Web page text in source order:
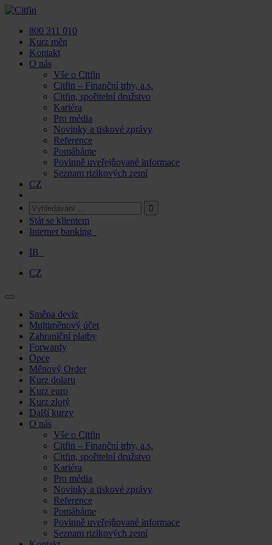
Skip
content800 311 010
Kurz měn
Kontakt
O nás
Vše o Citfin
Citfin – Finanční trhy, a.s.
Citfin, spořitelní družstvo
Kariéra
Pro média
Novinky a tiskové zprávy
Reference
Pomáháme
Povinně uveřejňované informace
Seznam rizikových zemí
CZ
Stát se klientem
Internet banking
IB
CZ
Skip
content
Směna deviz
Multiměnový účet
Zahraniční platby
Forwardy
Opce
Měnový Order
Kurz dolaru
Kurz euro
Kurz zlotý
Další kurzy
O nás
Vše o Citfin
Citfin – Finanční trhy, a.s.
Citfin, spořitelní družstvo
Kariéra
Pro média
Novinky a tiskové zprávy
Reference
Pomáháme
Povinně uveřejňované informace
Seznam rizikových zemí